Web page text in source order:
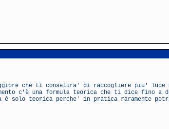
che ti consetira' di raccogliere piu' luce
c'è una formula teorica che ti dice fino a
solo teorica perche' in pratica raramente